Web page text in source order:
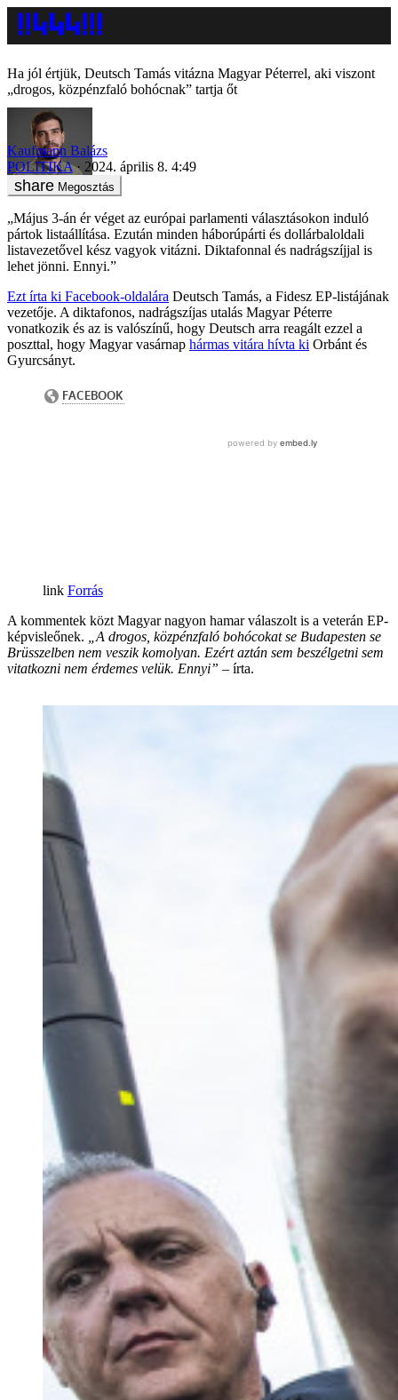
Ha jól értjük, Deutsch Tamás vitázna Magyar Péterrel, aki viszont
„drogos, közpénzfaló bohócnak” tartja őt
Kaufmann Balázs
POLITIKA
2024. április 8. 4:49
Megosztás
„Május 3-án ér véget az európai parlamenti választásokon induló
pártok listaállítása. Ezután minden háborúpárti és dollárbaloldali
listavezetővel kész vagyok vitázni. Diktafonnal és nadrágszíjjal is
lehet jönni. Ennyi.”
Ezt írta ki Facebook-oldalára Deutsch Tamás, a Fidesz EP-listájának
vezetője. A diktafonos, nadrágszíjas utalás Magyar Péterre
vonatkozik és az is valószínű, hogy Deutsch arra reagált ezzel a
poszttal, hogy Magyar vasárnap hármas vitára hívta ki Orbánt és
Gyurcsányt.
Forrás
A kommentek közt Magyar nagyon hamar válaszolt is a veterán EP-
képvisleőnek.
„A drogos, közpénzfaló bohócokat se Budapesten se
Brüsszelben nem veszik komolyan. Ezért aztán sem beszélgetni sem
vitatkozni nem érdemes velük. Ennyi” – írta.